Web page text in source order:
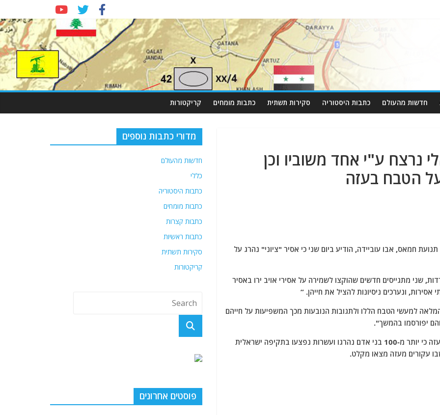
חדשות מהעולם כתבות היסטוריה סקירות תשתית כתבות מומחים קריקטורות
נרצח ע"י אחד משוביו וכן
חמאס, אבו עוביידה, הודיע ​​ביום שני כי אסיר "ציוני" נהרג על
שני מתגייסים חדשים שהוקצו לשמירה על אסירי אויב ירו באסיר
ונערכים ניסיונות להציל את חייהן. ”
למעשי הטבח הללו ולתגובות הנובעות מכך המשפיעות על חייהם
יפורסמו בהמשך".
ביום שבת הודיע ​​משרד התקשורת הממשלתי ברצועת עזה כי יותר מ-100 בני אדם נהרגו ועשרות נפצעו בתקיפה ישראלית
עקורים מעזה מצאו מקלט.
מדורי כתבות נוספים
חדשות מהעולם
כללי
כתבות היסטוריה
כתבות מומחים
כתבות קצרות
כתבות ראשיות
סקירות תשתית
קריקטורות
פוסטים אחרונים